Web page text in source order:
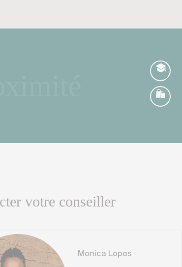
votre conseiller
Monica Lopes